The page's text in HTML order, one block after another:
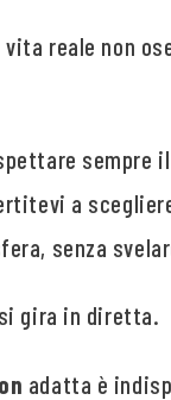
vita reale non
sempre
a
senza
gira in diretta.
adatta è